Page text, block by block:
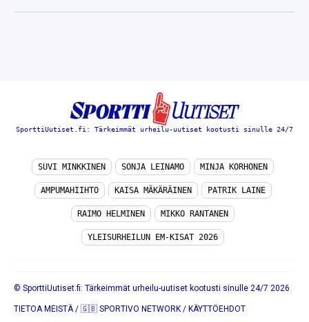
SporttiUutiset.fi: Tärkeimmät urheilu-uutiset kootusti sinulle 24/7
SUVI MINKKINEN SONJA LEINAMO MINJA KORHONEN
AMPUMAHIIHTO KAISA MÄKÄRÄINEN PATRIK LAINE
RAIMO HELMINEN MIKKO RANTANEN
YLEISURHEILUN EM-KISAT 2026
© SporttiUutiset.fi: Tärkeimmät urheilu-uutiset kootusti sinulle 24/7 2026
TIETOA MEISTÄ/ 🇬🇧 SPORTIVO NETWORK / KÄYTTÖEHDOT